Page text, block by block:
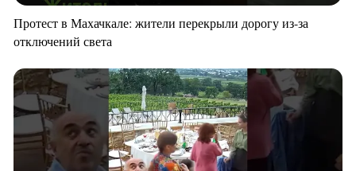
Протест в Махачкале: жители перекрыли дорогу из-за
отключений света